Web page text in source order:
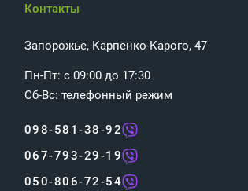
Контакты
Запорожье, Карпенко-Карого, 47
Пн-Пт: с 09:00 до 17:30
Сб-Вс: телефонный режим
098-581-38-92
067-793-29-19
050-806-72-54